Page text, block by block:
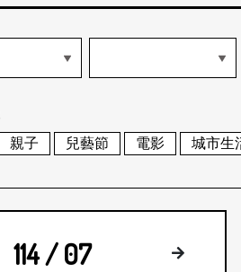
親子 兒藝節 電影 城市生
114 / 07 下個月